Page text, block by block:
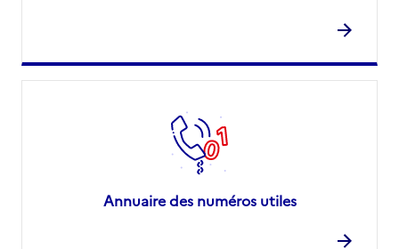
Annuaire des numéros utiles